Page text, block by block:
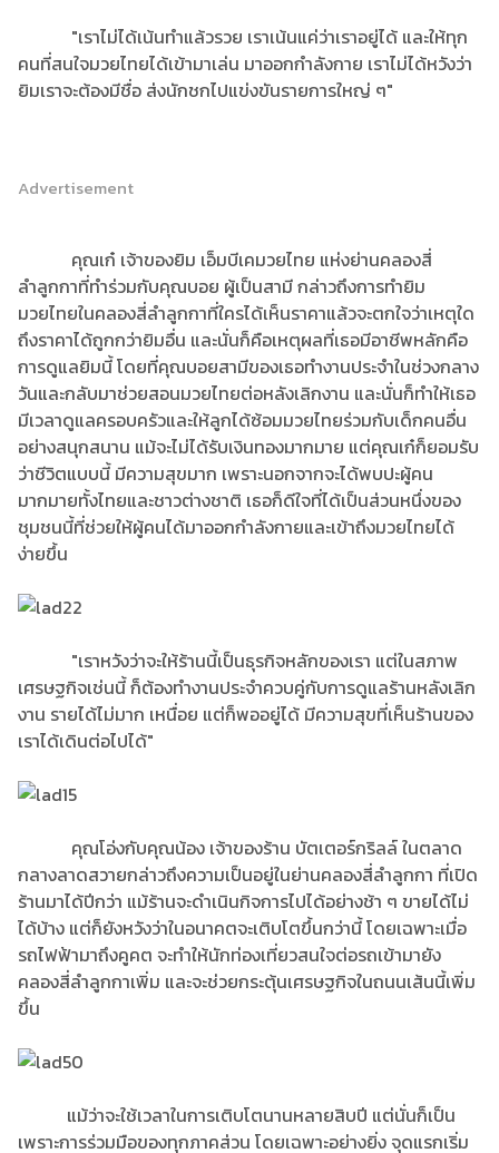
"เราไม่ได้เน้นทำแล้วรวย เราเน้นแค่ว่าเราอยู่ได้ และให้ทุก
คนที่สนใจมวยไทยได้เข้ามาเล่น มาออกกำลังกาย เราไม่ได้หวังว่า
ยิมเราจะต้องมีชื่อ ส่งนักชกไปแข่งขันรายการใหญ่ ๆ"
Advertisement
คุณเก๋ เจ้าของยิม เอ็มบีเคมวยไทย แห่งย่านคลองสี่
ลำลูกกาที่ทำร่วมกับคุณบอย ผู้เป็นสามี กล่าวถึงการทำยิม
มวยไทยในคลองสี่ลำลูกกาที่ใครได้เห็นราคาแล้วจะตกใจว่าเหตุใด
ถึงราคาได้ถูกกว่ายิมอื่น และนั่นก็คือเหตุผลที่เธอมีอาชีพหลักคือ
การดูแลยิมนี้ โดยที่คุณบอยสามีของเธอทำงานประจำในช่วงกลาง
วันและกลับมาช่วยสอนมวยไทยต่อหลังเลิกงาน และนั่นก็ทำให้เธอ
มีเวลาดูแลครอบครัวและให้ลูกได้ซ้อมมวยไทยร่วมกับเด็กคนอื่น
อย่างสนุกสนาน แม้จะไม่ได้รับเงินทองมากมาย แต่คุณเก๋ก็ยอมรับ
ว่าชีวิตแบบนี้ มีความสุขมาก เพราะนอกจากจะได้พบปะผู้คน
มากมายทั้งไทยและชาวต่างชาติ เธอก็ดีใจที่ได้เป็นส่วนหนึ่งของ
ชุมชนนี้ที่ช่วยให้ผู้คนได้มาออกกำลังกายและเข้าถึงมวยไทยได้
ง่ายขึ้น
"เราหวังว่าจะให้ร้านนี้เป็นธุรกิจหลักของเรา แต่ในสภาพ
เศรษฐกิจเช่นนี้ ก็ต้องทำงานประจำควบคู่กับการดูแลร้านหลังเลิก
งาน รายได้ไม่มาก เหนื่อย แต่ก็พออยู่ได้ มีความสุขที่เห็นร้านของ
เราได้เดินต่อไปได้"
คุณโอ่งกับคุณน้อง เจ้าของร้าน บัตเตอร์กริลล์ ในตลาด
กลางลาดสวายกล่าวถึงความเป็นอยู่ในย่านคลองสี่ลำลูกกา ที่เปิด
ร้านมาได้ปีกว่า แม้ร้านจะดำเนินกิจการไปได้อย่างช้า ๆ ขายได้ไม่
ได้บ้าง แต่ก็ยังหวังว่าในอนาคตจะเติบโตขึ้นกว่านี้ โดยเฉพาะเมื่อ
รถไฟฟ้ามาถึงคูคต จะทำให้นักท่องเที่ยวสนใจต่อรถเข้ามายัง
คลองสี่ลำลูกกาเพิ่ม และจะช่วยกระตุ้นเศรษฐกิจในถนนเส้นนี้เพิ่ม
ขึ้น
แม้ว่าจะใช้เวลาในการเติบโตนานหลายสิบปี แต่นั่นก็เป็น
เพราะการร่วมมือของทุกภาคส่วน โดยเฉพาะอย่างยิ่ง จุดแรกเริ่ม